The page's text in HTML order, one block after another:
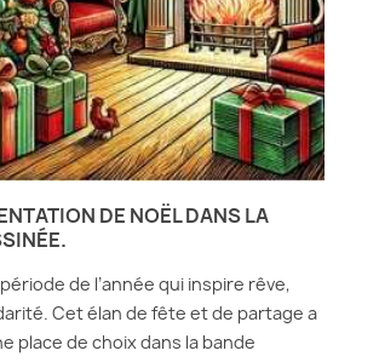
DE NOËL DANS LA
de l’année qui inspire rêve,
Cet élan de fête et de partage a
place de choix dans la bande